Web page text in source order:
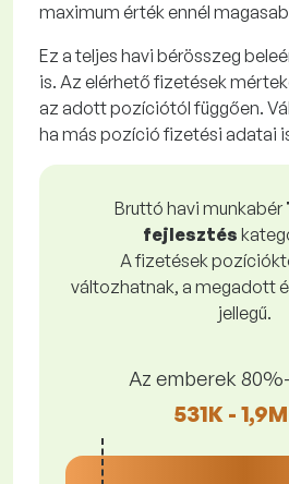
maximum érték ennél
Ez a teljes havi bérösszeg
is. Az elérhető fizetések
az adott pozíciótól függően.
ha más pozíció fizetési adatai
Bruttó havi munkabér
fejlesztés
A fizetések
változhatnak, a megadott
jellegű.
Az emberek
531K -